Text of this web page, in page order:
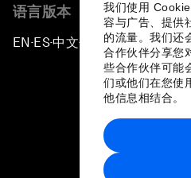
我们使用
容与广告、提供
的流量。我们还
合作伙伴分享您
些合作伙伴可能
们或他们在您使
他信息相结合。
语言版本
EN ▪ ES▪中文▪ 日本語